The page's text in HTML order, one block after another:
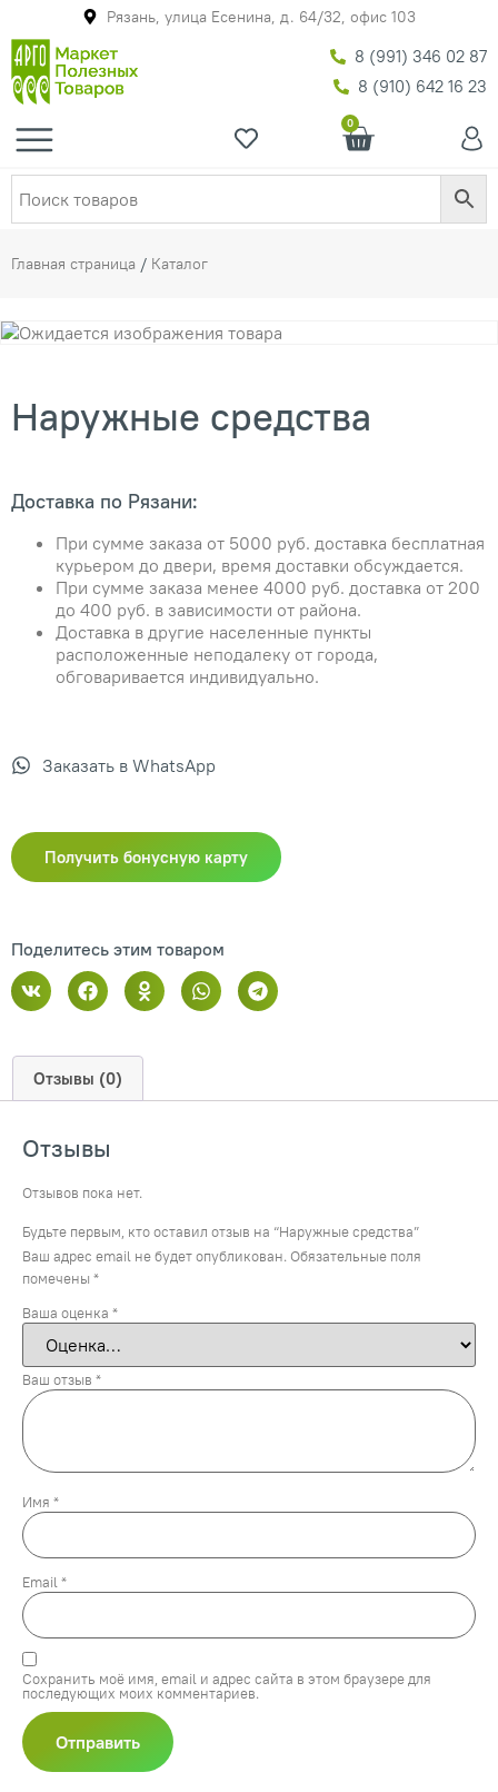
Рязань, улица Есенина, д. 64/32, офис 103
8 (991) 346 02 87
8 (910) 642 16 23
0
Главная страница / Каталог
Наружные средства
Доставка по Рязани:
При сумме заказа от 5000 руб. доставка бесплатная
курьером до двери, время доставки обсуждается.
При сумме заказа менее 4000 руб. доставка от 200
до 400 руб. в зависимости от района.
Доставка в другие населенные пункты
расположенные неподалеку от города,
обговаривается индивидуально.
Заказать в WhatsApp
Получить бонусную карту
Поделитесь этим товаром
Отзывы (0)
Отзывы
Отзывов пока нет.
Будьте первым, кто оставил отзыв на “Наружные средства”
Ваш адрес email не будет опубликован. Обязательные поля
помечены *
Ваша оценка *
Ваш отзыв *
Имя *
Email *
Сохранить моё имя, email и адрес сайта в этом браузере для
последующих моих комментариев.